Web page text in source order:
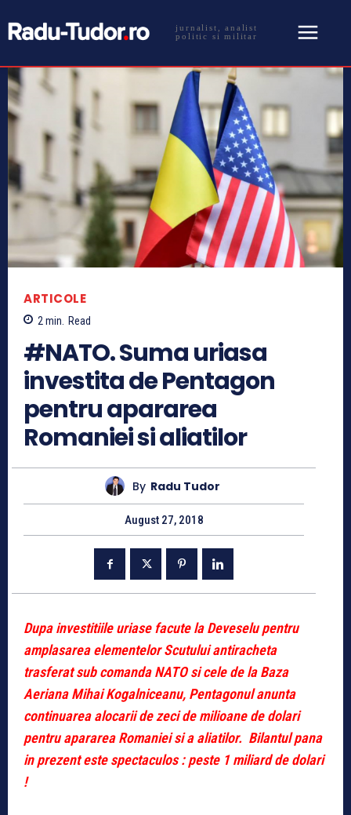
jurnalist, analist
politic si militar
ARTICOLE
2 min. Read
#NATO. Suma uriasa
investita de Pentagon
pentru apararea
Romaniei si aliatilor
By Radu Tudor
August 27, 2018
Dupa investitiile uriase facute la Deveselu pentru
amplasarea elementelor Scutului antiracheta
trasferat sub comanda NATO si cele de la Baza
Aeriana Mihai Kogalniceanu, Pentagonul anunta
continuarea alocarii de zeci de milioane de dolari
pentru apararea Romaniei si a aliatilor. Bilantul pana
in prezent este spectaculos : peste 1 miliard de dolari
!